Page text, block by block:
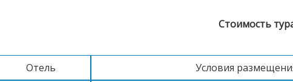
Стоимость
Отель Условия